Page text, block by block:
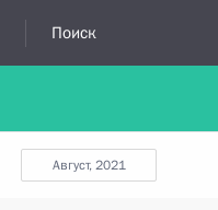
Поиск
август, 2021